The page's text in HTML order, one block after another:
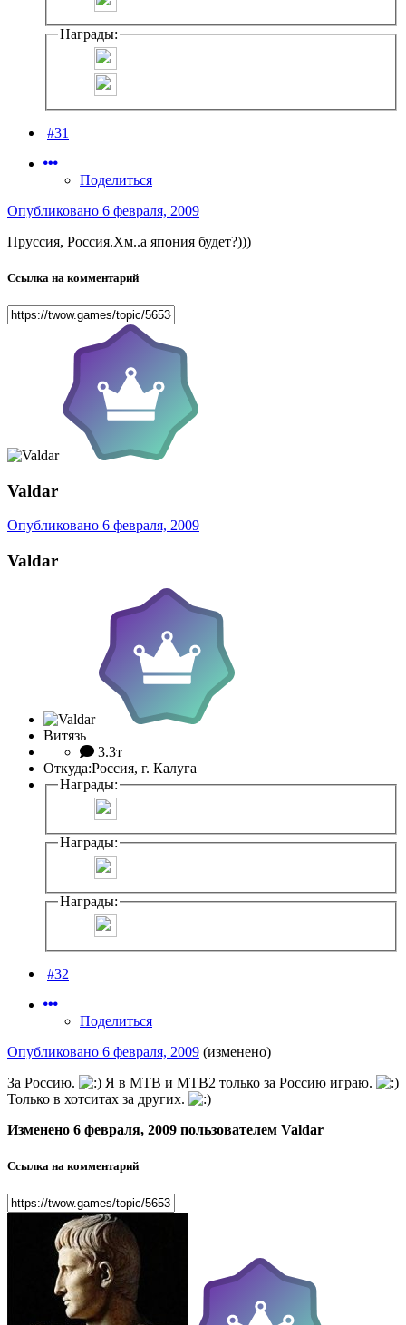
Награды:
#31
Поделиться
Опубликовано 6 февраля, 2009
Пруссия, Россия.Хм..а япония будет?)))
Ссылка на комментарий
Valdar
Опубликовано 6 февраля, 2009
Valdar
Витязь
3.3т
Откуда:Россия, г. Калуга
Награды:
Награды:
Награды:
#32
Поделиться
Опубликовано 6 февраля, 2009 (изменено)
За Россию.
Я в МТВ и МТВ2 только за Россию играю.
Только в хотситах за других.
Изменено 6 февраля, 2009 пользователем Valdar
Ссылка на комментарий